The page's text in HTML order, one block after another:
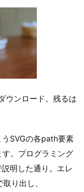
ウンロード。残るは
SVGの各path要素
。プログラミング
明した通り。エレ
り出し、